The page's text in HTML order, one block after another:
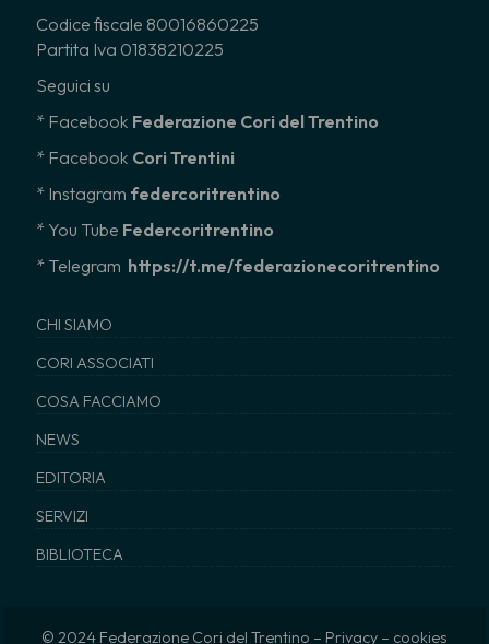
Codice fiscale 80016860225
Partita Iva 01838210225
Seguici su
* Facebook Federazione Cori del Trentino
* Facebook Cori Trentini
* Instagram federcoritrentino
* You Tube Federcoritrentino
* Telegram https://t.me/federazionecoritrentino
CHI SIAMO
CORI ASSOCIATI
COSA FACCIAMO
NEWS
EDITORIA
SERVIZI
BIBLIOTECA
© 2024 Federazione Cori del Trentino – Privacy – cookies